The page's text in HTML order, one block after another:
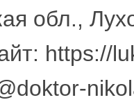
обл.,
https://